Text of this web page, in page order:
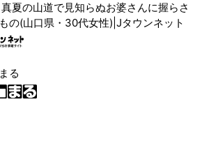
夏の山道で見知らぬお婆さんに握らさ
の(山口県・30代女性)|Jタウンネット
る